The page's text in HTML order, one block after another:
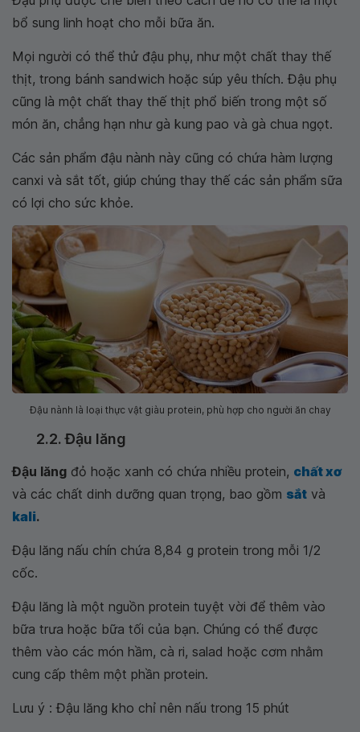
bổ sung linh hoạt cho mỗi bữa ăn.
Mọi người có thể thử đậu phụ, như một chất thay thế
thịt, trong bánh sandwich hoặc súp yêu thích. Đậu phụ
cũng là một chất thay thế thịt phổ biến trong một số
món ăn, chẳng hạn như gà kung pao và gà chua ngọt.
Các sản phẩm đậu nành này cũng có chứa hàm lượng
canxi và sắt tốt, giúp chúng thay thế các sản phẩm sữa
có lợi cho sức khỏe.
Đậu nành là loại thực vật giàu protein, phù hợp cho người ăn chay
2.2. Đậu lăng
Đậu lăng đỏ hoặc xanh có chứa nhiều protein, chất xơ
và các chất dinh dưỡng quan trọng, bao gồm sắt và
kali.
Đậu lăng nấu chín chứa 8,84 g protein trong mỗi 1/2
cốc.
Đậu lăng là một nguồn protein tuyệt vời để thêm vào
bữa trưa hoặc bữa tối của bạn. Chúng có thể được
thêm vào các món hầm, cà ri, salad hoặc cơm nhằm
cung cấp thêm một phần protein.
Lưu ý : Đậu lăng kho chỉ nên nấu trong 15 phút